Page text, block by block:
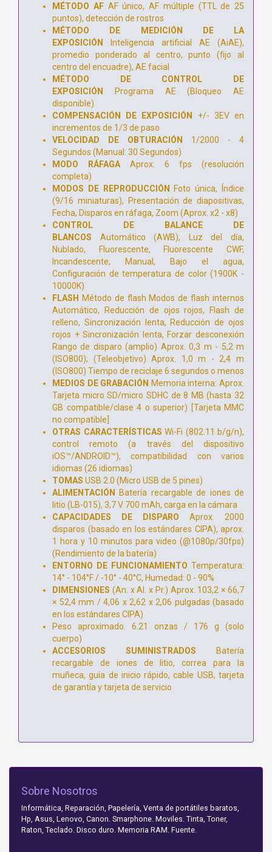
MÉTODO AFAF único, AF múltiple (TTL de 25
puntos), detección de rostros
MÉTODO DE MEDICIÓN DE LA
EXPOSICIÓN
Inteligencia artificial AE (AiAE),
promedio ponderado al centro, punto (fijo al
centro del encuadre), AE facial
MÉTODO DE CONTROL DE
EXPOSICIÓN
Programa AE (Bloqueo AE
disponible)
COMPENSACIÓN DE EXPOSICIÓN
+/- 3EV en
incrementos de 1/3 de paso
VELOCIDAD DE OBTURACIÓN
1/2000 - 4
Segundos (Manual: 30 Segundos)
MODO RÁFAGA Aprox. 6 fps (resolución
completa)
MODOS DE REPRODUCCIÓN
Foto única, Índice
(9/16 miniaturas), Presentación de diapositivas,
Fecha, Disparos en ráfaga, Zoom (Aprox. x2 - x8)
CONTROL DE BALANCE DE
BLANCOS Automático (AWB), Luz del día,
Nublado, Fluorescente, Fluorescente CWF,
Incandescente, Manual, Bajo el agua,
Configuración de temperatura de color (1900K -
10000K)
FLASH
Método de flash Modos de flash internos
Automático, Reducción de ojos rojos, Flash de
relleno, Sincronización lenta, Reducción de ojos
rojos + Sincronización lenta, Forzar desconexión
Rango de disparo (amplio) Aprox. 0,3 m - 5,2 m
(ISO800); (Teleobjetivo) Aprox. 1,0 m - 2,4 m
(ISO800) Tiempo de reciclaje 6 segundos o menos
MEDIOS DE GRABACIÓN Memoria interna: Aprox.
Tarjeta micro SD/micro SDHC de 8 MB (hasta 32
GB compatible/clase 4 o superior) [Tarjeta MMC
no compatible]
OTRAS CARACTERÍSTICAS Wi-Fi (802.11 b/g/n),
control remoto (a través del dispositivo
iOS™/ANDROID™), compatibilidad con varios
idiomas (26 idiomas)
TOMAS USB 2.0 (Micro USB de 5 pines)
ALIMENTACIÓN
Batería recargable de iones de
litio (LB-015), 3,7 V 700 mAh, carga en la cámara
CAPACIDADES DE DISPARO Aprox. 2000
disparos (basado en los estándares CIPA), aprox.
1 hora y 10 minutos para video (@1080p/30fps)
(Rendimiento de la batería)
ENTORNO DE FUNCIONAMIENTO ​​​​​​​ Temperatura:
14° - 104°F / -10° - 40°C, Humedad: 0 - 90%
DIMENSIONES (An. x Al. x Pr.) Aprox. 103,2 × 66,7
× 52,4 mm / 4,06 x 2,62 x 2,06 pulgadas (basado
en los estándares CIPA)
Peso aproximado. 6.21 onzas / 176 g (solo
cuerpo)
ACCESORIOS SUMINISTRADOS Batería
recargable de iones de litio, correa para la
muñeca, guía de inicio rápido, cable USB, tarjeta
de garantía y tarjeta de servicio
Sobre Nosotros
Informática, Reparación, Papelería, Venta de portátiles baratos,
Hp, Asus, Lenovo, Canon. Smarphone. Moviles. Tinta, Toner,
Raton, Teclado. Disco duro. Memoria RAM. Fuente.